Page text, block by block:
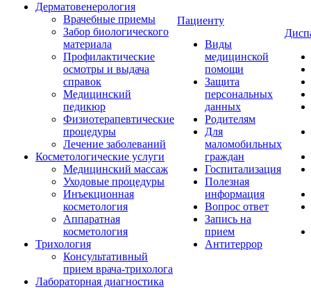
Дерматовенерология
Врачебные приемы
Забор биологического
материала
Профилактические
осмотры и выдача
справок
Медицинский
педикюр
Физиотерапевтические
процедуры
Лечение заболеваний
Косметологические услуги
Медицинский массаж
Уходовые процедуры
Инъекционная
косметология
Аппаратная
косметология
Трихология
Консультативный
прием врача-трихолога
Лабораторная диагностика
Пациенту
Виды
медицинской
помощи
Защита
персональных
данных
Родителям
Для
маломобильных
граждан
Госпитализация
Полезная
информация
Вопрос ответ
Запись на
прием
Антитеррор